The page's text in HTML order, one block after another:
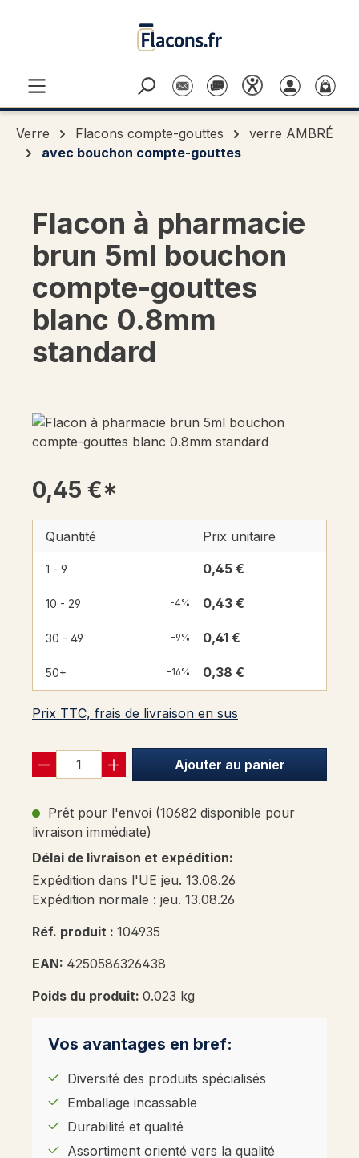
Verre Flacons compte-gouttes
verre AMBRÉ
avec bouchon compte-gouttes
Flacon à pharmacie
brun 5ml bouchon
compte-gouttes
blanc 0.8mm
standard
0,45 €*
Quantité Prix unitaire
1 - 9 0,45 €
10 - 29 -4% 0,43 €
30 - 49 -9% 0,41 €
50+ -16% 0,38 €
Prix TTC, frais de livraison en sus
Ajouter au panier
Prêt pour l'envoi (10682 disponible pour
livraison immédiate)
Délai de livraison et expédition:
Expédition dans l'UE jeu. 13.08.26
Expédition normale : jeu. 13.08.26
Réf. produit : 104935
EAN: 4250586326438
Poids du produit: 0.023 kg
Vos avantages en bref:
Diversité des produits spécialisés
Emballage incassable
Durabilité et qualité
Assortiment orienté vers la qualité